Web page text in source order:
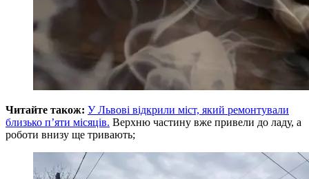
Читайте також: У Львові відкрили міст, який ремонтували
близько п’яти місяців. Верхню частину вже привели до ладу, а
роботи внизу ще тривають;